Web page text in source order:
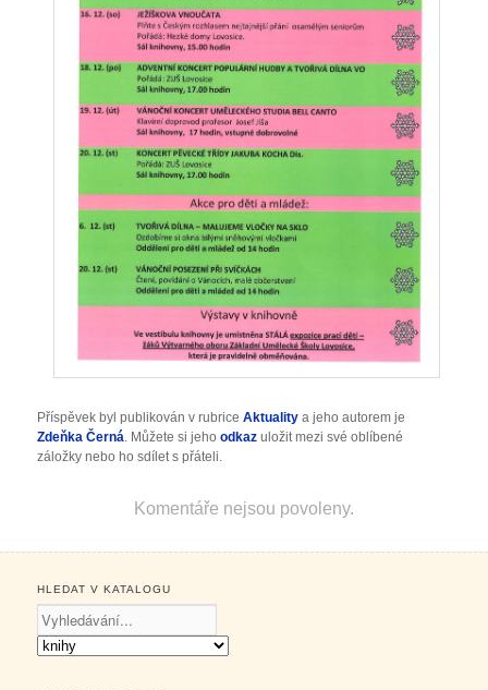
Příspěvek byl publikován v rubriceAktuality a jeho autorem je
Zdeňka Černá. Můžete si jehoodkaz uložit mezi své oblíbené
záložky nebo ho sdílet s přáteli.
Komentáře nejsou povoleny.
HLEDAT V KATALOGU